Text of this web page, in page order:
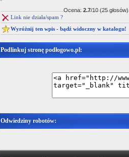
Ocena:2.7/10 (25 głosów)
Link nie działa/spam ?
Wyróżnij ten wpis - bądź widoczny w katalogu!
Podlinkuj stronę podłogowo.pl:
Odwiedziny robotów: